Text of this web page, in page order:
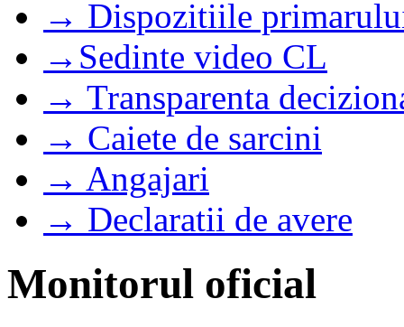
→ Dispozitiile
→Sedinte video CL
→ Transparenta
→ Caiete de sarcini
→ Angajari
→ Declaratii de avere
Monitorul oficial